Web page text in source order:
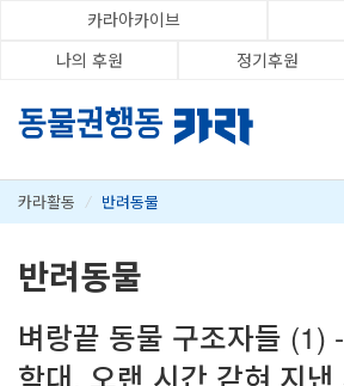
카라아카이브
나의 후원
정기후원
카라활동 / 반려동물
반려동물
벼랑끝 동물 구조자들 (1)
학대, 오랜 시간 갇혀 지